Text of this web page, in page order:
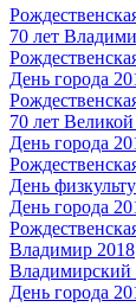
70 лет
День города
70 лет
День города
День
День города
Владимир 2018
Владимирский
День города